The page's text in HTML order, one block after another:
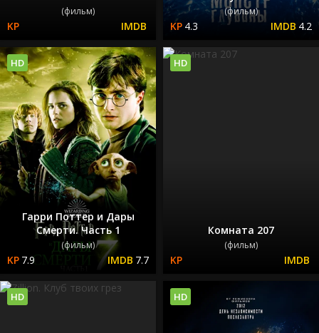
(фильм) (фильм)
4.3 4.2
Гарри Поттер и Дары
Смерти. Часть 1
(фильм)
7.9 7.7
HD
Комната 207
(фильм)
HD
HD HD